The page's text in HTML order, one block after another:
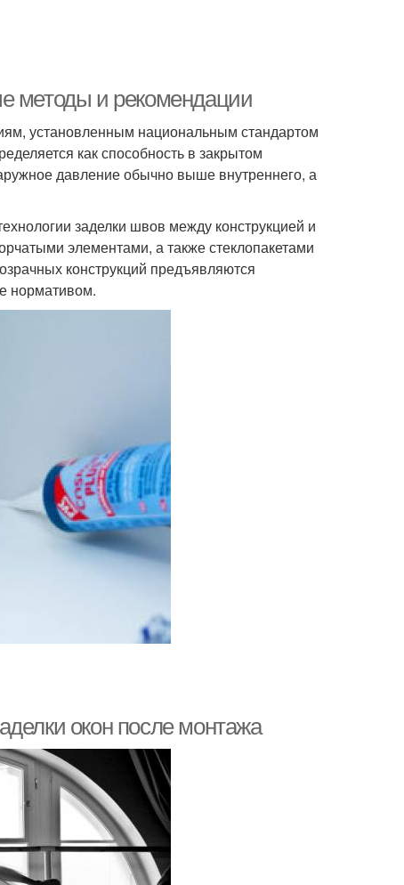
методы и рекомендации
установленным национальным стандартом
как способность в закрытом
давление обычно выше внутреннего, а
заделки швов между конструкцией и
элементами, а также стеклопакетами
конструкций предъявляются
нормативом.
окон после монтажа